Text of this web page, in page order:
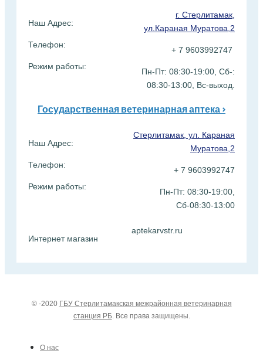
Наш Адрес:
Телефон:
Режим работы:
г. Стерлитамак,
ул.Караная Муратова,2
+ 7 9603992747
Пн-Пт: 08:30-19:00, Сб-:
08:30-13:00, Вс-выход.
Государственная ветеринарная аптека >
Наш Адрес:
Телефон:
Режим работы:
Стерлитамак, ул. Караная
Муратова,2
+ 7 9603992747
Пн-Пт: 08:30-19:00,
Сб-08:30-13:00
Интернет магазин
aptekarvstr.ru
© -2020 ГБУ Стерлитамакская межрайонная ветеринарная
станция РБ. Все права защищены.
О нас